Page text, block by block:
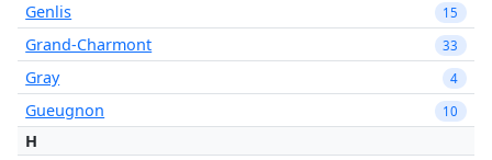
Genlis
15
Grand-Charmont 33
Gray 4
Gueugnon 10
H